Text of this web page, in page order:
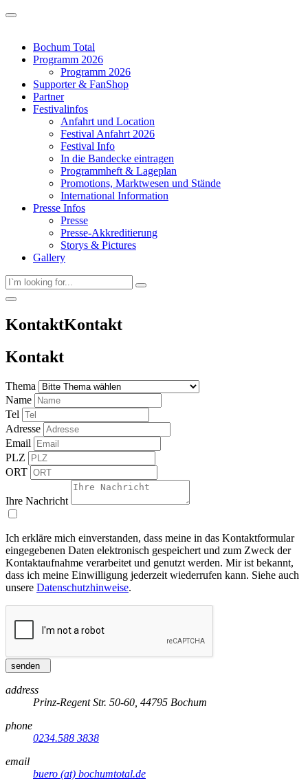
Bochum Total
Programm 2026
Programm 2026
Supporter & FanShop
Partner
Festivalinfos
Anfahrt und Location
Festival Anfahrt 2026
Festival Info
In die Bandecke eintragen
Programmheft & Lageplan
Promotions, Marktwesen und Stände
International Information
Presse Infos
Presse
Presse-Akkreditierung
Storys & Pictures
Gallery
KontaktKontakt
Kontakt
Thema
Name
Tel
Adresse
Email
PLZ
ORT
Ihre Nachricht
Ich erkläre mich einverstanden, dass meine in das Kontaktformular
eingegebenen Daten elektronisch gespeichert und zum Zweck der
Kontaktaufnahme verarbeitet und genutzt werden. Mir ist bekannt,
dass ich meine Einwilligung jederzeit wiederrufen kann. Siehe auch
unsere Datenschutzhinweise.
senden
address
Prinz-Regent Str. 50-60, 44795 Bochum
phone
0234.588 3838
email
buero (at) bochumtotal.de